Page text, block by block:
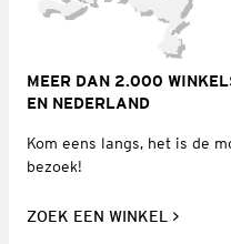
MEER DAN 2.000
EN NEDERLAND
Kom eens langs, het is de
bezoek!
ZOEK EEN WINKEL